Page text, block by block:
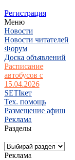
Регистрация
Меню
Новости
Новости читателей
Форум
Доска объявлений
Расписание
автобусов с
15.04.2026
SETIкет
Тех. помощь
Размещение афиш
Реклама
Разделы
Реклама